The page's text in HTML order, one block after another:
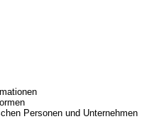
Personen und Unternehmen